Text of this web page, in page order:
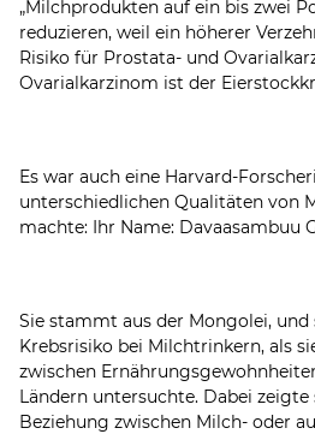
„Milchprodukten auf ein bis zwei
reduzieren, weil ein höherer
Risiko für Prostata- und
Ovarialkarzinom ist der
Es war auch eine Harvard-
unterschiedlichen Qualitäten von
machte: Ihr Name: Davaasambuu
Sie stammt aus der Mongolei, und
Krebsrisiko bei Milchtrinkern, als
zwischen
Ländern untersuchte. Dabei zeigte
Beziehung zwischen Milch- oder